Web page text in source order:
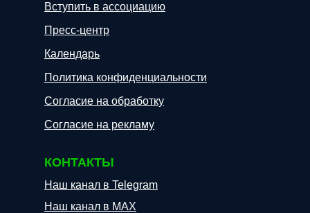
Вступить в ассоциацию
Пресс-центр
Календарь
Политика конфиденциальности
Согласие на обработку
Согласие на рекламу
КОНТАКТЫ
Наш канал в Telegram
Наш канал в МАХ